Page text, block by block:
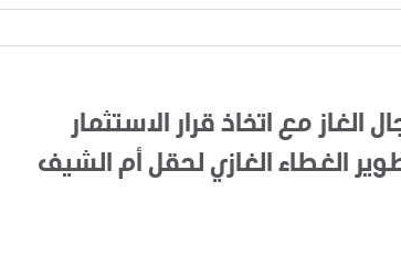
مع اتخاذ قرار الاستثمار